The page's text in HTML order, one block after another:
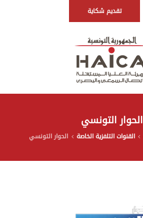
تقديم شكاية
الحوار التونسي
القنوات التلفزية الخاصة الحوار التونسي